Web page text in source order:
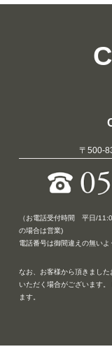
〒500-
（お電話受付時間 平日/
の場合は営業)
電話番号は御間違えの無いよ
なお、お客様から頂きまし
いただく場合がございます
ます。